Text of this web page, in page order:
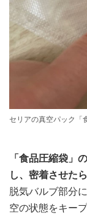
セリアの真空パック「
「食品圧縮袋」
し、密着させた
脱気バルブ部分
空の状態をキー